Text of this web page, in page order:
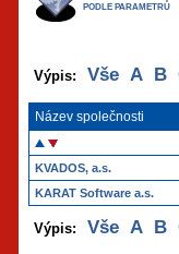
PODLE PARAMETRŮ
Výpis: Vše A B
Název společnosti
KVADOS, a.s.
KARAT Software a.s.
Výpis: Vše A B